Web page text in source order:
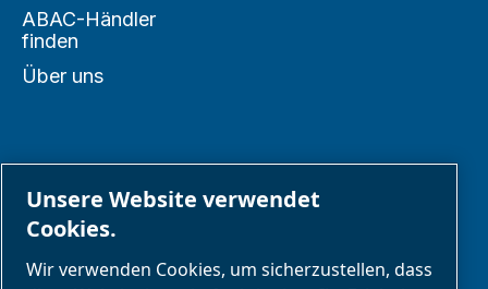
Kontakt
ABAC-Händler
PARTNER
Unsere Website verwendet
Cookies.
Wir verwenden Cookies, um sicherzustellen, dass